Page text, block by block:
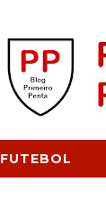
FUTEBOL